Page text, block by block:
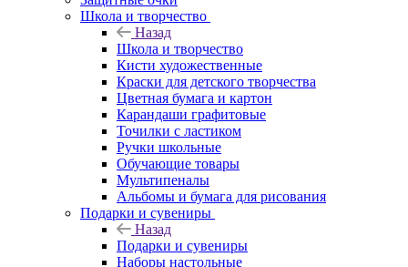
Школа и творчество
Назад
Школа и творчество
Кисти художественные
Краски для детского творчества
Цветная бумага и картон
Карандаши графитовые
Точилки с ластиком
Ручки школьные
Обучающие товары
Мультипеналы
Альбомы и бумага для рисования
Подарки и сувениры
Назад
Подарки и сувениры
Наборы настольные